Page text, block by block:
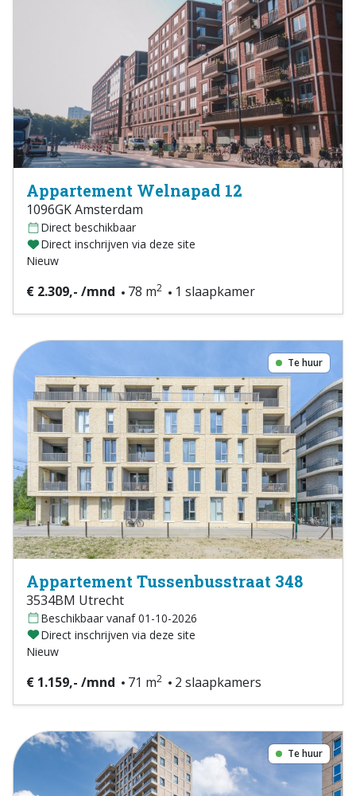
Appartement Welnapad 12
1096GK Amsterdam
Direct beschikbaar
Direct inschrijven via deze site
Nieuw
€ 2.309,- /mnd 78 m2 1 slaapkamer
Te huur
Appartement Tussenbusstraat 348
3534BM Utrecht
Beschikbaar vanaf 01-10-2026
Direct inschrijven via deze site
Nieuw
€ 1.159,- /mnd 71 m2 2 slaapkamers
Te huur